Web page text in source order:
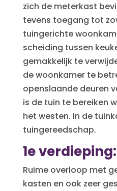
zich de meterkast
tevens toegang tot
tuingerichte
scheiding tussen
gemakkelijk te
de woonkamer te
openslaande deuren
is de tuin te bereiken
het westen. In de
tuingereedschap.
1e verdieping:
Ruime overloop met
kasten en ook zeer